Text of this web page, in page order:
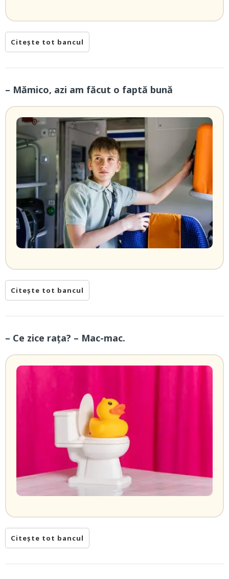
Citește tot bancul
– Mămico, azi am făcut o faptă bună
Citește tot bancul
– Ce zice rața? – Mac-mac.
Citește tot bancul